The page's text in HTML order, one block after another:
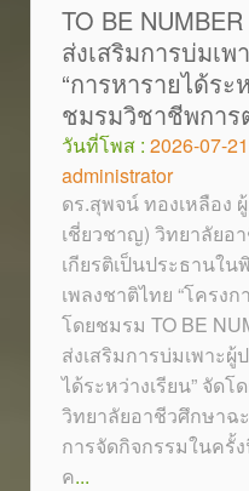
TO BE
ส่งเสริมการบ่มเ
“การหารายได้ระ
ชมรมวิชาชีพการ
วันที่โพส : 2026-07-
administrator
ดร.สุพจน์ ทองเหลือง
เชี่ยวชาญ) วิทยาลัยอ
เกียรติเป็นประธานใน
เพลงชาติไทย “โครงก
โดยชมรม TO BE
ส่งเสริมการบ่มเพาะผู้
ได้ระหว่างเรียน” จัด
วิทยาลัยอาชีวศึกษาฉะ
การจัดกิจกรรมในครั้
ค...